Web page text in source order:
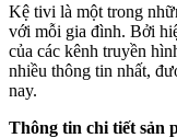
Kệ tivi là một trong
với mỗi gia đình. Bởi
của các kênh truyền
nhiều thông tin nhất,
nay.
Thông tin chi tiết sản